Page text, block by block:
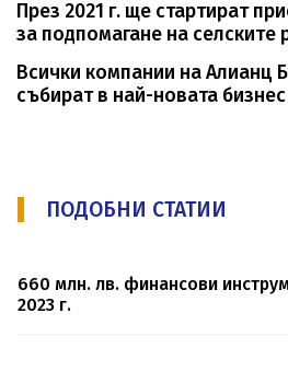
През 2021 г. ще стартират
за подпомагане на селските
Всички компании на Алианц
събират в най-новата
ПОДОБНИ СТАТИИ
660 млн. лв. финансови
2023 г.